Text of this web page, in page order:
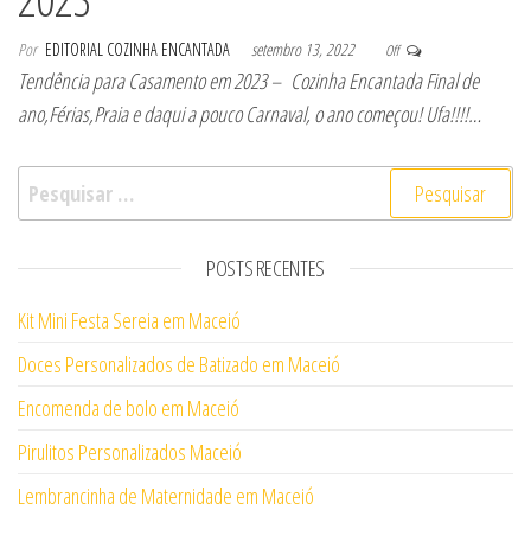
Por EDITORIAL COZINHA ENCANTADA setembro 13, 2022 Off
Tendência para Casamento em 2023 – Cozinha Encantada Final de
ano,Férias,Praia e daqui a pouco Carnaval, o ano começou! Ufa!!!!…
Pesquisar por:
POSTS RECENTES
Kit Mini Festa Sereia em Maceió
Doces Personalizados de Batizado em Maceió
Encomenda de bolo em Maceió
Pirulitos Personalizados Maceió
Lembrancinha de Maternidade em Maceió